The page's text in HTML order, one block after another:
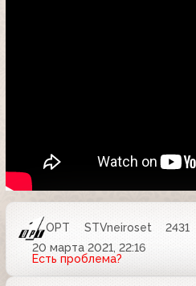
ОРТ STVneiroset
2431
20 марта 2021, 22:16
Есть проблема?